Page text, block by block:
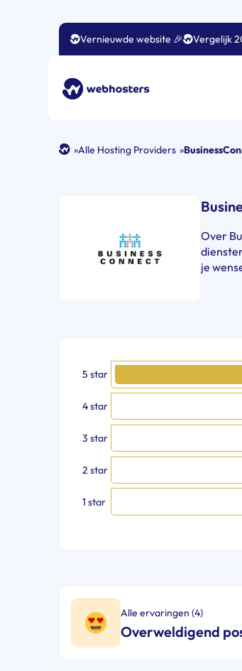
Vernieuwde website 🎉 Vergelijk
»Alle Hosting Providers »
Over
je
5 star
4 star
3 star
2 star
1 star
Alle ervaringen (4)
Overweldigend